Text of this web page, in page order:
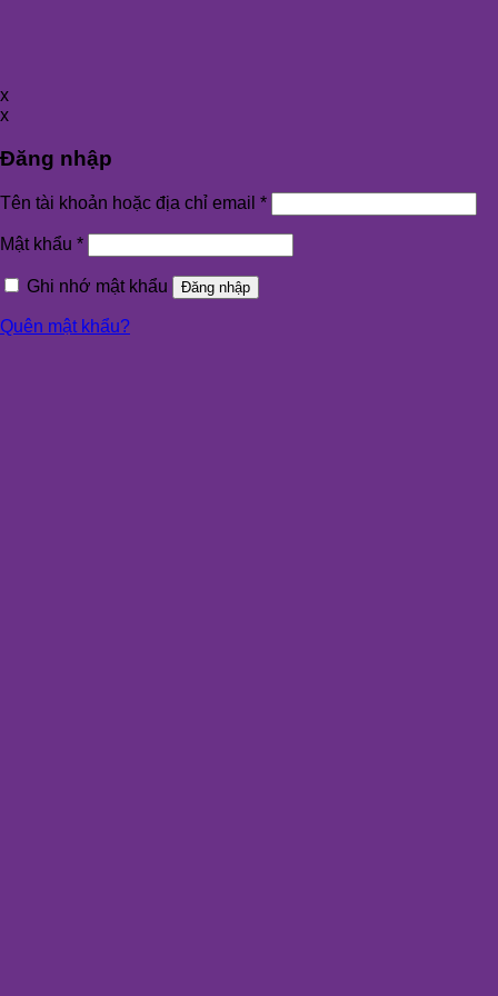
x
x
Đăng nhập
Tên tài khoản hoặc địa chỉ email *
Mật khẩu *
Ghi nhớ mật khẩu Đăng nhập
Quên mật khẩu?